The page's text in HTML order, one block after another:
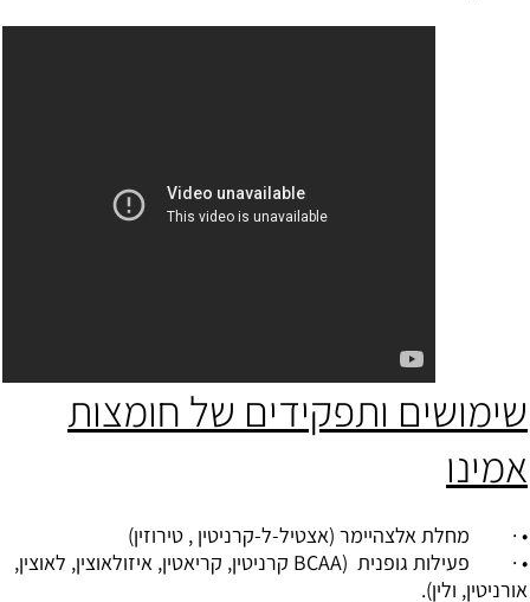
שימושים ותפקידים של חומצות
אמינו
• · מחלת אלצהיימר (אצטיל-ל-קרניטין , טירוזין)
• · פעילות גופנית (BCAA קרניטין, קריאטין, איזולאוצין, לאוצין,
אורניטין, ולין).